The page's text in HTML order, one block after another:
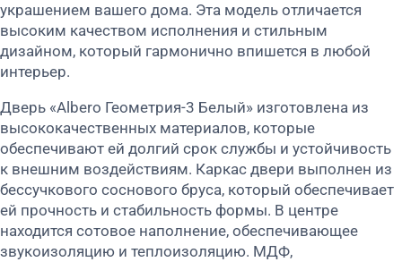
украшением вашего дома. Эта модель отличается
высоким качеством исполнения и стильным
дизайном, который гармонично впишется в любой
интерьер.
Дверь «Albero Геометрия-3 Белый» изготовлена из
высококачественных материалов, которые
обеспечивают ей долгий срок службы и устойчивость
к внешним воздействиям. Каркас двери выполнен из
бессучкового соснового бруса, который обеспечивает
ей прочность и стабильность формы. В центре
находится сотовое наполнение, обеспечивающее
звукоизоляцию и теплоизоляцию. МДФ,